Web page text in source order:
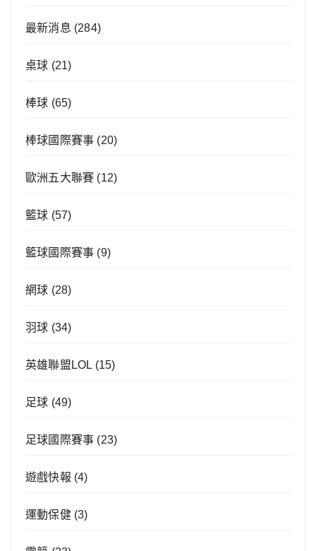
最新消息 (284)
桌球 (21)
棒球 (65)
棒球國際賽事 (20)
歐洲五大聯賽 (12)
籃球 (57)
籃球國際賽事 (9)
網球 (28)
羽球 (34)
英雄聯盟LOL (15)
足球 (49)
足球國際賽事 (23)
遊戲快報 (4)
運動保健(3)